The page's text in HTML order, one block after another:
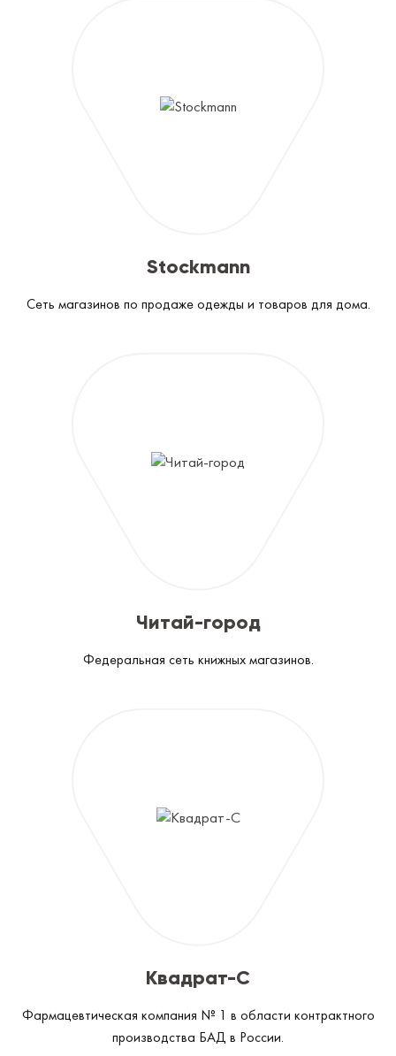
Stockmann
Сеть магазинов по продаже одежды и товаров для дома.
Читай-город
Федеральная сеть книжных магазинов.
Квадрат-С
Фармацевтическая компания № 1 в области контрактного
производства БАД в России.